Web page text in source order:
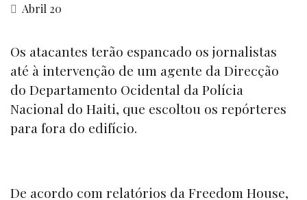
Abril 20
Os atacantes terão espancado os jornalistas
até à intervenção de um agente da Direcção
do Departamento Ocidental da Polícia
Nacional do Haiti, que escoltou os repórteres
para fora do edifício.
De acordo com relatórios da Freedom House,